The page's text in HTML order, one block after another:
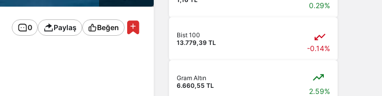
0 Paylaş Beğen
0.29%
Bist 100
13.779,39 TL
-0.14%
Gram Altın
6.660,55 TL
2.59%